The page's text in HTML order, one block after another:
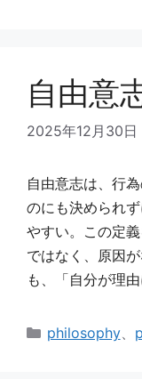
自由意
2025年12月30日
自由意志は、行
のにも決められ
やすい。この定
ではなく、原因
も、「自分が理
カ
philosophy、